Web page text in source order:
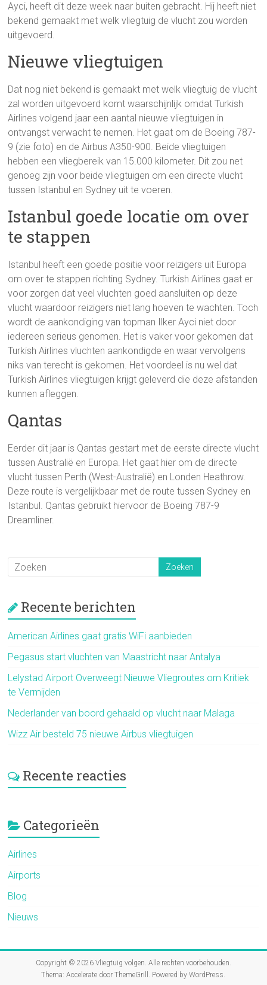
Ayci, heeft dit deze week naar buiten gebracht. Hij heeft niet
bekend gemaakt met welk vliegtuig de vlucht zou worden
uitgevoerd.
Nieuwe vliegtuigen
Dat nog niet bekend is gemaakt met welk vliegtuig de vlucht
zal worden uitgevoerd komt waarschijnlijk omdat Turkish
Airlines volgend jaar een aantal nieuwe vliegtuigen in
ontvangst verwacht te nemen. Het gaat om de Boeing 787-
9 (zie foto) en de Airbus A350-900. Beide vliegtuigen
hebben een vliegbereik van 15.000 kilometer. Dit zou net
genoeg zijn voor beide vliegtuigen om een directe vlucht
tussen Istanbul en Sydney uit te voeren.
Istanbul goede locatie om over
te stappen
Istanbul heeft een goede positie voor reizigers uit Europa
om over te stappen richting Sydney. Turkish Airlines gaat er
voor zorgen dat veel vluchten goed aansluiten op deze
vlucht waardoor reizigers niet lang hoeven te wachten. Toch
wordt de aankondiging van topman Ilker Ayci niet door
iedereen serieus genomen. Het is vaker voor gekomen dat
Turkish Airlines vluchten aankondigde en waar vervolgens
niks van terecht is gekomen. Het voordeel is nu wel dat
Turkish Airlines vliegtuigen krijgt geleverd die deze afstanden
kunnen afleggen.
Qantas
Eerder dit jaar is Qantas gestart met de eerste directe vlucht
tussen Australië en Europa. Het gaat hier om de directe
vlucht tussen Perth (West-Australië) en Londen Heathrow.
Deze route is vergelijkbaar met de route tussen Sydney en
Istanbul. Qantas gebruikt hiervoor de Boeing 787-9
Dreamliner.
Recente berichten
American Airlines gaat gratis WiFi aanbieden
Pegasus start vluchten van Maastricht naar Antalya
Lelystad Airport Overweegt Nieuwe Vliegroutes om Kritiek
te Vermijden
Nederlander van boord gehaald op vlucht naar Malaga
Wizz Air besteld 75 nieuwe Airbus vliegtuigen
Recente reacties
Categorieën
Airlines
Airports
Blog
Nieuws
Copyright © 2026 Vliegtuig volgen. Alle rechten voorbehouden.
Thema:Accelerate door ThemeGrill. Powered byWordPress.